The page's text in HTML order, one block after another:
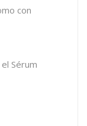
con
Sérum